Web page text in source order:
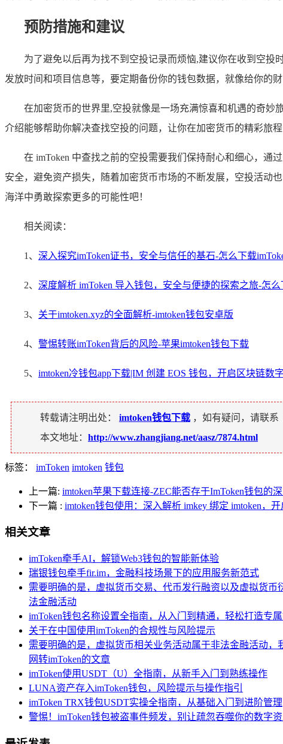
预防措施和建议
为了避免以后再为找不到空投记录而烦恼,建议你在收到空投
发放时间和项目信息等，要定期备份你的钱包数据，就像给你的
在加密货币的世界里,空投就像是一场充满惊喜和机遇的奇妙
介绍能够帮助你解决查找空投的问题，让你在加密货币的精彩旅程
在 imToken 中查找之前的空投需要我们保持耐心和细心，
安全，避免资产损失，随着加密货币市场的不断发展，空投活动
海洋中勇敢探索更多的可能性吧！
相关阅读：
1、 深入探究imToken证书，安全与信任的基石-怎么下载
2、 深度解析 imToken 导入钱包，安全与便捷的探索之旅-怎么
3、 关于imtoken.xyz的全面解析-imtoken钱包安卓版
4、 警惕转账imToken背后的风险-苹果imtoken钱包下载
5、 imtoken冷钱包app下载|IM 创建 EOS 钱包，开启区块链数
转载请注明出处： imtoken钱包下载 ，如有疑问，请联系
本文地址： http://www.zhangjiang.net/aasz/7874.html
标签： imToken imtoken 钱包
上一篇: imtoken苹果下载连接-ZEC能否存于ImToken钱包的
下一篇 : imtoken钱包使用：深入解析 imkey 绑定 imtoken，
相关文章
imToken牵手AI，解锁Web3钱包的智能新体验
瑞银钱包牵手fir.im，金融科技场景下的应用服务新范式
需要明确的是，虚拟货币交易、代币发行融资以及虚拟货
法金融活动
imToken钱包名称设置全指南，从入门到精通，轻松打造专
关于在中国使用imToken的合规性与风险提示
需要明确的是，虚拟货币相关业务活动属于非法金融活动
网转imToken的文章
imToken使用USDT（U）全指南，从新手入门到熟练操作
LUNA资产存入imToken钱包，风险提示与操作指引
imToken TRX钱包USDT实操全指南，从基础入门到进阶管理
警惕！imToken钱包被盗事件频发，别让疏忽吞噬你的数字